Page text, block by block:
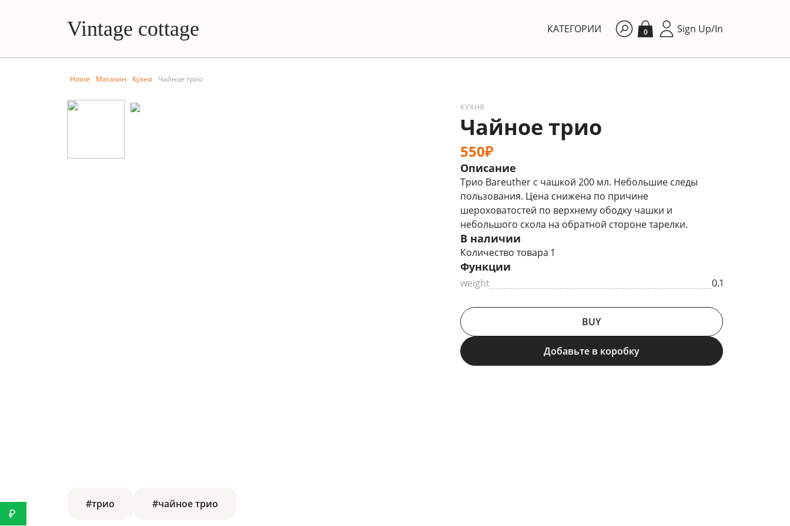
Vintage cottage КАТЕГОРИИ 0 Sign Up/In
Home Магазин Кухня Чайное трио
#трио #чайное трио
КУХНЯ
Чайное трио
550₽
Описание
Трио Bareuther с чашкой 200 мл. Небольшие следы
пользования. Цена снижена по причине
шероховатостей по верхнему ободку чашки и
небольшого скола на обратной стороне тарелки.
В наличии
Количество товара 1
Функции
weight 0.1
BUY
Добавьте в коробку
₽